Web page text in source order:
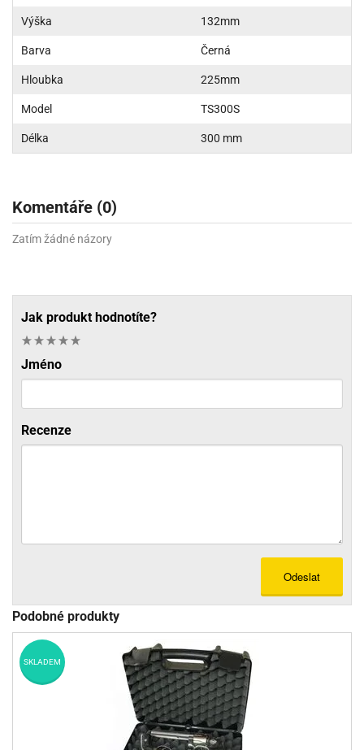
Výška 132mm
Barva Černá
Hloubka 225mm
Model TS300S
Délka 300 mm
Komentáře (0)
Zatím žádné názory
Jak produkt hodnotíte?
Jméno
Recenze
Odeslat
Podobné produkty
SKLADEM